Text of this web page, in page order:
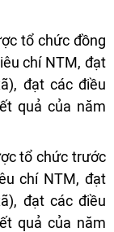
tổ chức đồng
chí NTM, đạt
đạt các điều
quả của năm
tổ chức trước
chí NTM, đạt
đạt các điều
quả của năm